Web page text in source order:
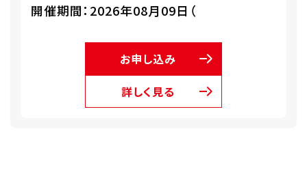
開催期間：2026年08月09日（
詳しく見る
お申し込み